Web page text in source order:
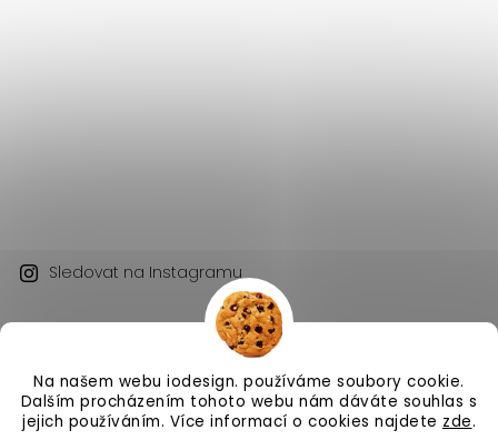
Na našem webu iodesign. používáme soubory cookie.
Dalším procházením tohoto webu nám dáváte souhlas s
jejich používáním. Více informací o cookies najdete zde.
Sledovat na Instagramu